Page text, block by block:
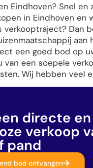
Eindhoven? Snel en
in Eindhoven en
verkooptraject? Dan
aan
een goed bod op
van een soepele
Wij hebben veel
directe en
verkoop
pand
bod ontvangen